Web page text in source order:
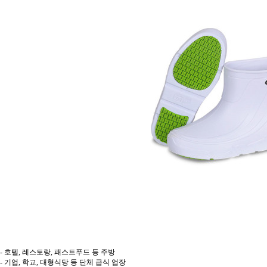
- 호텔, 레스토랑, 패스트푸드 등 주방
- 기업, 학교, 대형식당 등 단체 급식 업장